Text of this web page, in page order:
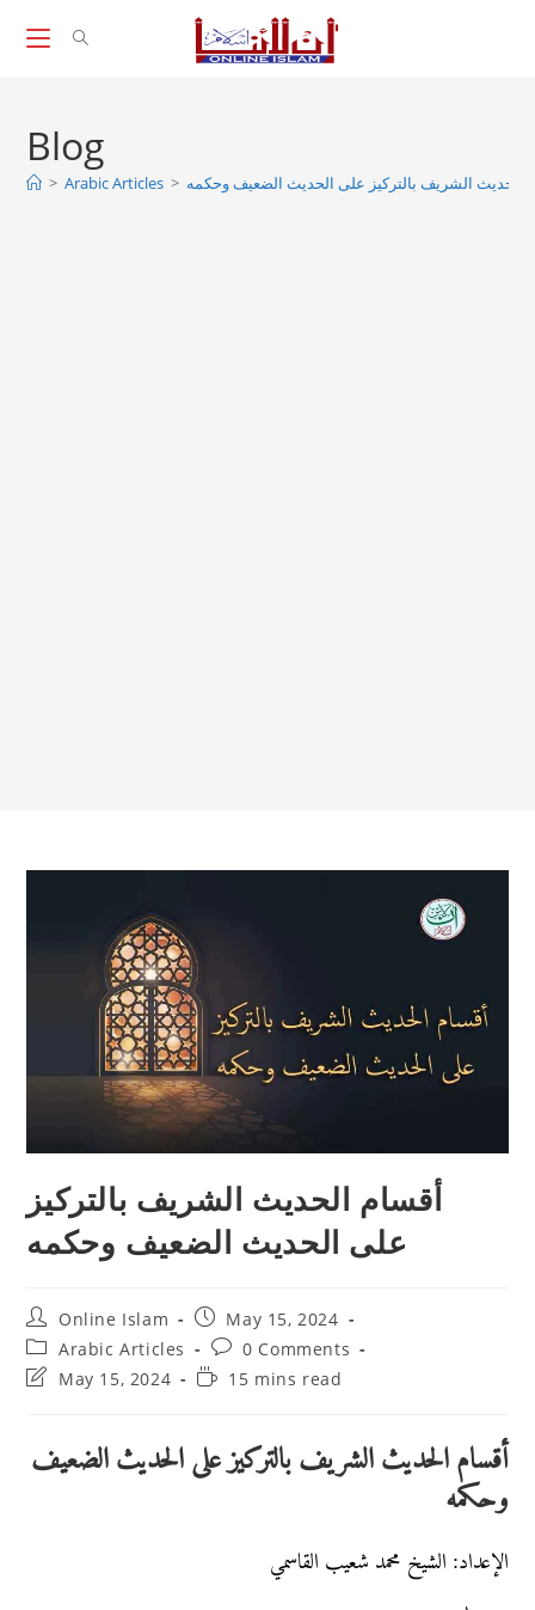
Blog
> Arabic Articles > الحديث الشريف بالتركيز على الحديث الضعيف وحكمه
أقسام الحديث الشريف بالتركيز
على الحديث الضعيف وحكمه
Post
author:
Online Islam
Post
published:
May 15, 2024
Post
category:
Arabic Articles
Post
comments:
0 Comments
PostMay 15, 2024
Reading
15 mins read
أقسام الحديث الشريف بالتركيز على الحديث الضعيف
وحكمه
الإعداد: الشيخ محمد شعيب القاسمي